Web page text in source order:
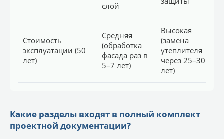
слой
Стоимость
эксплуатации (50
лет)
Средняя
(обработка
фасада раз в
5–7 лет)
Высокая
(замена
утеплителя
через 25–30
лет)
Какие разделы входят в полный комплект
проектной документации?